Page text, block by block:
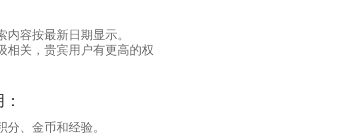
容按最新日期显示。
相关，贵宾用户有更高的权
、金币和经验。